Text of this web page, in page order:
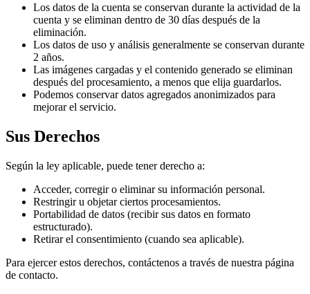
Los datos de la cuenta se conservan durante la actividad de la
cuenta y se eliminan dentro de 30 días después de la
eliminación.
Los datos de uso y análisis generalmente se conservan durante
2 años.
Las imágenes cargadas y el contenido generado se eliminan
después del procesamiento, a menos que elija guardarlos.
Podemos conservar datos agregados anonimizados para
mejorar el servicio.
Sus Derechos
Según la ley aplicable, puede tener derecho a:
Acceder, corregir o eliminar su información personal.
Restringir u objetar ciertos procesamientos.
Portabilidad de datos (recibir sus datos en formato
estructurado).
Retirar el consentimiento (cuando sea aplicable).
Para ejercer estos derechos, contáctenos a través de nuestra página
de contacto.